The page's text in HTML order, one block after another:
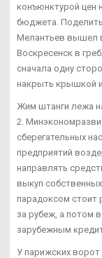
конъюнктурой цен
бюджета.
Мелантьев вышел
Воскресенск в
сначала одну
накрыть крышкой
Жим штанги лежа
2.
сберегательных
предприятий
направлять
выкуп
парадоксом стоит
за рубеж, а потом
зарубежным
У парижских ворот